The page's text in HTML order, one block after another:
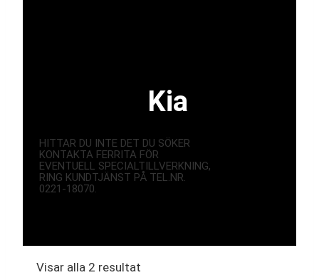
Kia
HITTAR DU INTE DET DU SÖKER
KONTAKTA FERRITA FÖR
EVENTUELL SPECIALTILLVERKNING,
RING KUNDTJÄNST PÅ TEL.NR.
0221-18070.
Visar alla 2 resultat